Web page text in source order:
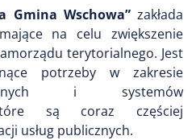
Gmina Wschowa”zakłada
na celu zwiększenie
terytorialnego. Jest
potrzeby w zakresie
i systemów
są coraz częściej
usług publicznych.